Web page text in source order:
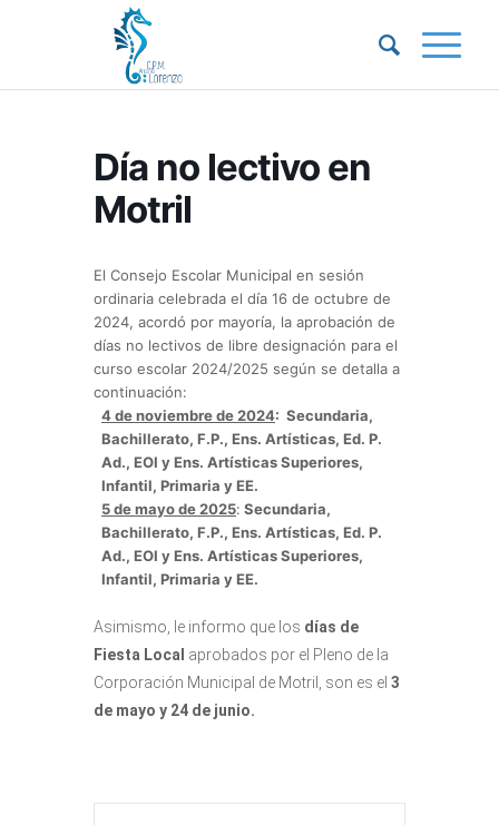
Día no lectivo en
Motril
El Consejo Escolar Municipal en sesión
ordinaria celebrada el día 16 de octubre de
2024, acordó por mayoría, la aprobación de
días no lectivos de libre designación para el
curso escolar 2024/2025 según se detalla a
continuación:
4 de noviembre de 2024: Secundaria,
Bachillerato, F.P., Ens. Artísticas, Ed. P.
Ad., EOI y Ens. Artísticas Superiores,
Infantil, Primaria y EE.
5 de mayo de 2025: Secundaria,
Bachillerato, F.P., Ens. Artísticas, Ed. P.
Ad., EOI y Ens. Artísticas Superiores,
Infantil, Primaria y EE.
Asimismo, le informo que los días de
Fiesta Local aprobados por el Pleno de la
Corporación Municipal de Motril, son es el 3
de mayo y 24 de junio.